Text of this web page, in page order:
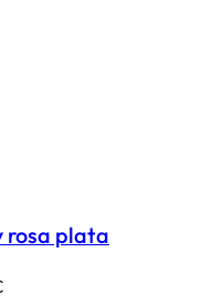
rosa plata